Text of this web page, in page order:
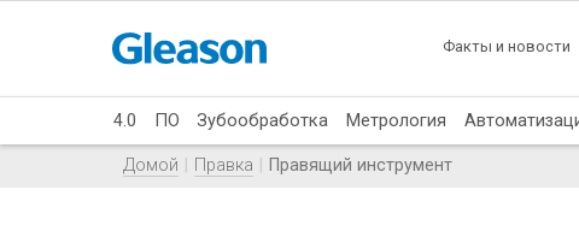
Факты и новости
4.0 ПО Зубообработка Метрология
Домой Правка Правящий инструмент